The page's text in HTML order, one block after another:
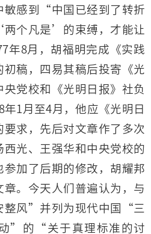
敏感到“中国已经到了转折
个凡是’的束缚，才能让
年8月，胡福明完成《实践
初稿，四易其稿后投寄《光
党校和《光明日报》社负
年1月至4月，他应《光明日
求，先后对文章作了多次
光、王强华和中央党校的
参加了后期的修改，胡耀邦
章。今天人们普遍认为，与
风”并列为现代中国“三
”的“关于真理标准的讨